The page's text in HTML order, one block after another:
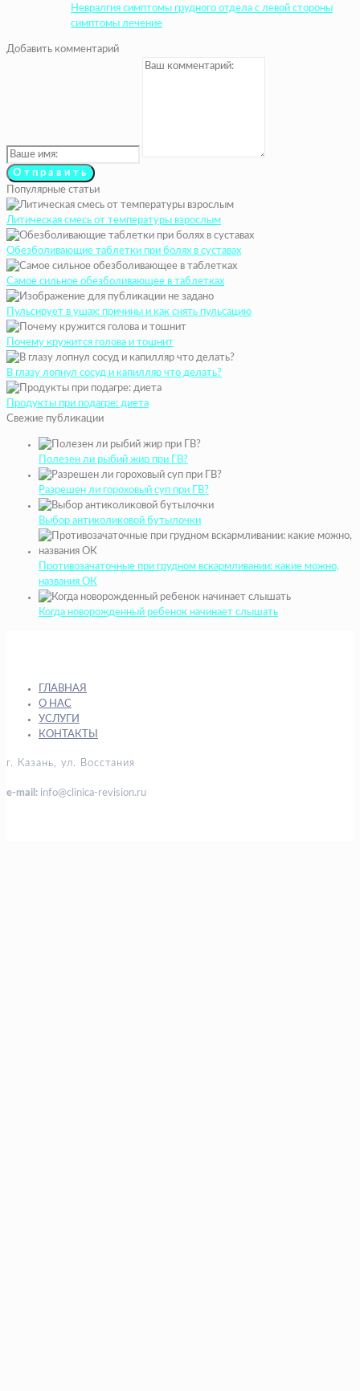
Невралгия симптомы грудного отдела с левой стороны
симптомы лечение
Добавить комментарий
Популярные статьи
Литическая смесь от температуры взрослым
Обезболивающие таблетки при болях в суставах
Самое сильное обезболивающее в таблетках
Пульсирует в ушах: причины и как снять пульсацию
Почему кружится голова и тошнит
В глазу лопнул сосуд и капилляр что делать?
Продукты при подагре: диета
Свежие публикации
Полезен ли рыбий жир при ГВ?
Разрешен ли гороховый суп при ГВ?
Выбор антиколиковой бутылочки
Противозачаточные при грудном вскармливании: какие можно,
названия ОК
Когда новорожденный ребенок начинает слышать
ГЛАВНАЯ
О НАС
УСЛУГИ
КОНТАКТЫ
г. Казань, ул. Восстания
e-mail: info@clinica-revision.ru